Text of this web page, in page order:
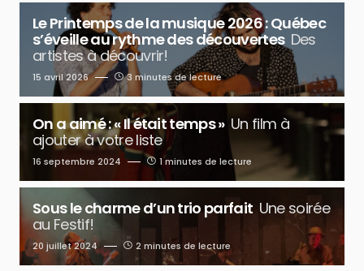
Le Printemps de la musique 2026 : Québec
s’éveille au rythme des découvertes Des
artistes à découvrir!
15 avril 2026 3 minutes de lecture
On a aimé : « Il était temps » Un film à
ajouter à votre liste
16 septembre 2024 1 minutes de lecture
Sous le charme d’un trio parfait Une soirée
au Festif!
20 juillet 2024 2 minutes de lecture